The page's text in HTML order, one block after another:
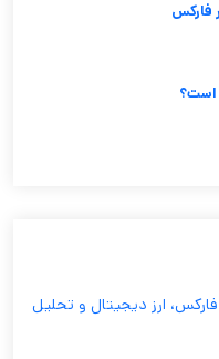
ارز دیجیتال و تحلیل